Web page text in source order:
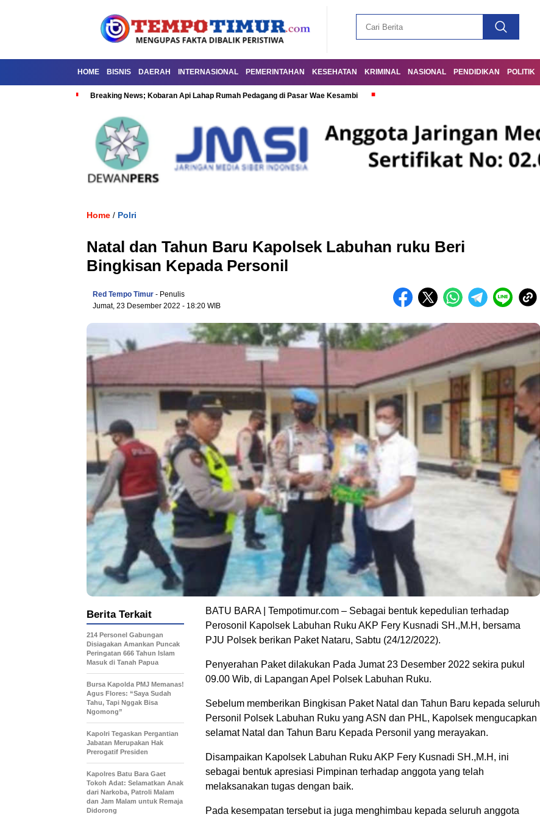
HOME BISNIS DAERAH INTERNASIONAL PEMERINTAHAN KESEHATAN KRIMINAL NASIONAL PENDIDIKAN POLITIK
Breaking News; Kobaran Api Lahap Rumah Pedagang di Pasar Wae Kesambi
Home / Polri
Natal dan Tahun Baru Kapolsek Labuhan ruku Beri
Bingkisan Kepada Personil
Red Tempo Timur - Penulis
Jumat, 23 Desember 2022 - 18:20 WIB
BATU BARA | Tempotimur.com – Sebagai bentuk kepedulian terhadap
Perosonil Kapolsek Labuhan Ruku AKP Fery Kusnadi SH.,M.H, bersama
PJU Polsek berikan Paket Nataru, Sabtu (24/12/2022).
Penyerahan Paket dilakukan Pada Jumat 23 Desember 2022 sekira pukul
09.00 Wib, di Lapangan Apel Polsek Labuhan Ruku.
Sebelum memberikan Bingkisan Paket Natal dan Tahun Baru kepada seluruh
Personil Polsek Labuhan Ruku yang ASN dan PHL, Kapolsek mengucapkan
selamat Natal dan Tahun Baru Kepada Personil yang merayakan.
Disampaikan Kapolsek Labuhan Ruku AKP Fery Kusnadi SH.,M.H, ini
sebagai bentuk apresiasi Pimpinan terhadap anggota yang telah
melaksanakan tugas dengan baik.
Pada kesempatan tersebut ia juga menghimbau kepada seluruh anggota
Berita Terkait
214 Personel Gabungan
Disiagakan Amankan Puncak
Peringatan 666 Tahun Islam
Masuk di Tanah Papua
Bursa Kapolda PMJ Memanas!
Agus Flores: “Saya Sudah
Tahu, Tapi Nggak Bisa
Ngomong”
Kapolri Tegaskan Pergantian
Jabatan Merupakan Hak
Prerogatif Presiden
Kapolres Batu Bara Gaet
Tokoh Adat: Selamatkan Anak
dari Narkoba, Patroli Malam
dan Jam Malam untuk Remaja
Didorong